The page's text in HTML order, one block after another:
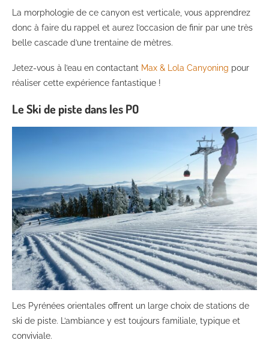
La morphologie de ce canyon est verticale, vous apprendrez
donc à faire du rappel et aurez l’occasion de finir par une très
belle cascade d’une trentaine de mètres.
Jetez-vous à l’eau en contactant Max & Lola Canyoning pour
réaliser cette expérience fantastique !
Le Ski de piste dans les PO
Les Pyrénées orientales offrent un large choix de stations de
ski de piste. L’ambiance y est toujours familiale, typique et
conviviale.